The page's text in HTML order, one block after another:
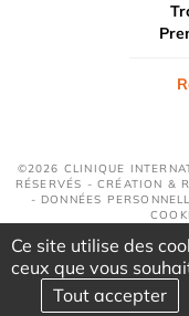
©2026 CLINIQUE
RÉSERVÉS - CRÉATION &
- DONNÉES
Ce site utilise des
ceux que vous
Tout accepter